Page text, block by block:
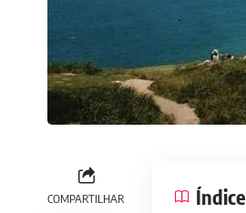
COMPARTILHAR Índice